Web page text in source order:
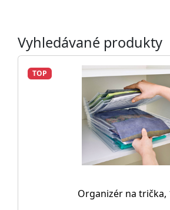
Vyhledávané produkty
TOP
Organizér na trička,